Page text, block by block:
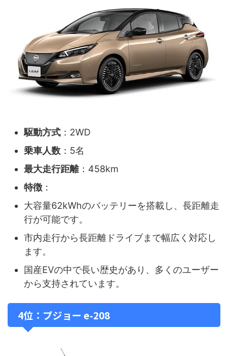
駆動方式 ：2WD
乗車人数 ：5名
最大走行距離：458km
特徴 ：
大容量62kWhのバッテリーを搭載し、長距離走
行が可能です。
市内走行から長距離ドライブまで幅広く対応し
ます。
国産EVの中で長い歴史があり、多くのユーザー
から支持されています。
4位：プジョー e-208